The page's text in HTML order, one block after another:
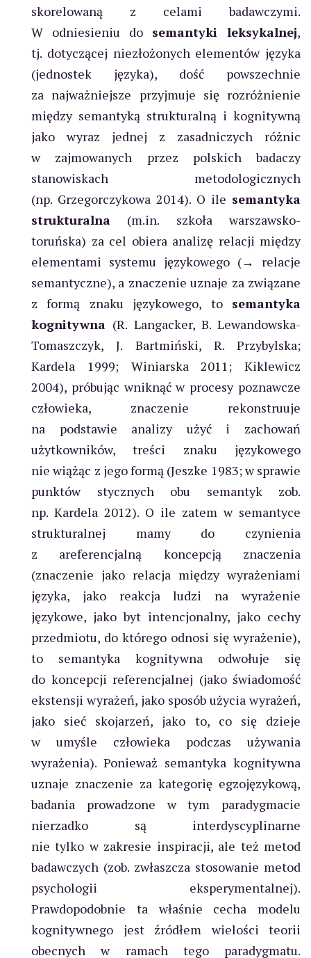
skorelowaną z celami badawczymi.
W odniesieniu do semantyki leksykalnej,
tj. dotyczącej niezłożonych elementów języka
(jednostek języka), dość powszechnie
za najważniejsze przyjmuje się rozróżnienie
między semantyką strukturalną i kognitywną
jako wyraz jednej z zasadniczych różnic
w zajmowanych przez polskich badaczy
stanowiskach metodologicznych
(np. Grzegorczykowa 2014). O ile semantyka
strukturalna (m.in. szkoła warszawsko-
toruńska) za cel obiera analizę relacji między
elementami systemu językowego (→ relacje
semantyczne), a znaczenie uznaje za związane
z formą znaku językowego, to semantyka
kognitywna (R. Langacker, B. Lewandowska-
Tomaszczyk, J. Bartmiński, R. Przybylska;
Kardela 1999; Winiarska 2011; Kiklewicz
2004), próbując wniknąć w procesy poznawcze
człowieka, znaczenie rekonstruuje
na podstawie analizy użyć i zachowań
użytkowników, treści znaku językowego
nie wiążąc z jego formą (Jeszke 1983; w sprawie
punktów stycznych obu semantyk zob.
np. Kardela 2012). O ile zatem w semantyce
strukturalnej mamy do czynienia
z areferencjalną koncepcją znaczenia
(znaczenie jako relacja między wyrażeniami
języka, jako reakcja ludzi na wyrażenie
językowe, jako byt intencjonalny, jako cechy
przedmiotu, do którego odnosi się wyrażenie),
to semantyka kognitywna odwołuje się
do koncepcji referencjalnej (jako świadomość
ekstensji wyrażeń, jako sposób użycia wyrażeń,
jako sieć skojarzeń, jako to, co się dzieje
w umyśle człowieka podczas używania
wyrażenia). Ponieważ semantyka kognitywna
uznaje znaczenie za kategorię egzojęzykową,
badania prowadzone w tym paradygmacie
nierzadko są interdyscyplinarne
nie tylko w zakresie inspiracji, ale też metod
badawczych (zob. zwłaszcza stosowanie metod
psychologii eksperymentalnej).
Prawdopodobnie ta właśnie cecha modelu
kognitywnego jest źródłem wielości teorii
obecnych w ramach tego paradygmatu.